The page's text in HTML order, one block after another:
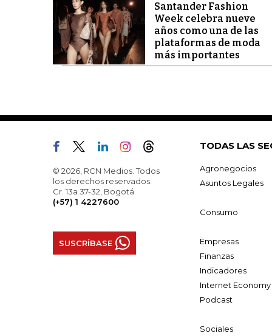
Santander Fashion
Week celebra nueve
años como una de las
plataformas de moda
más importantes
© 2026, RCN Medios. Todos
los derechos reservados.
Cr. 13a 37-32, Bogotá
(+57) 1 4227600
SUSCRÍBASE
TODAS LAS
Agronegocios
Asuntos Legales
Consumo
Empresas
Finanzas
Indicadores
Internet Economy
Podcast
Sociales